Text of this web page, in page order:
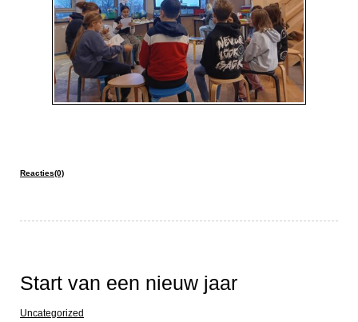
Reacties(0)
Start van een nieuw jaar
Uncategorized